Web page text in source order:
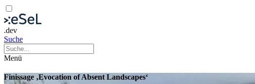
.dev
Suche
Menü
Finissage ‚Evocation of Absent Landscapes‘